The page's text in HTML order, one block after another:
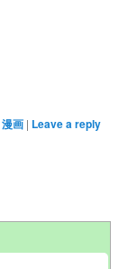
漫画 | Leave a reply